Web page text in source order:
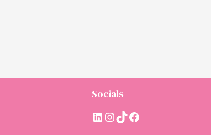
Socials
LinkedIn
Instagram
TikTokFacebook